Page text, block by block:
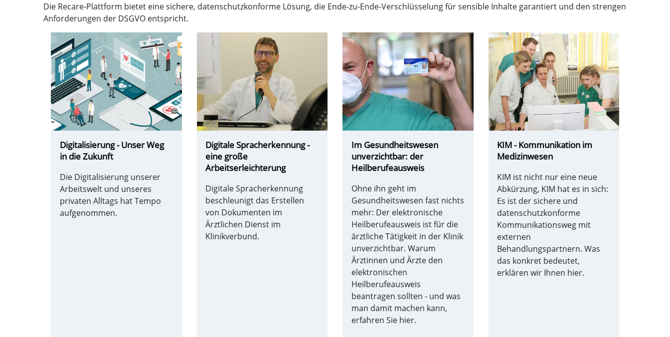
Die Recare-Plattform bietet eine sichere, datenschutzkonforme Lösung, die Ende-zu-Ende-Verschlüsselung für sensible Inhalte garantiert und den strengen
Anforderungen der DSGVO entspricht.
Digitalisierung - Unser Weg
in die Zukunft
Die Digitalisierung unserer
Arbeitswelt und unseres
privaten Alltags hat Tempo
aufgenommen.
Digitale Spracherkennung -
eine große
Arbeitserleichterung
Digitale Spracherkennung
beschleunigt das Erstellen
von Dokumenten im
Ärztlichen Dienst im
Klinikverbund.
Im Gesundheitswesen
unverzichtbar: der
Heilberufeausweis
Ohne ihn geht im
Gesundheitswesen fast nichts
mehr: Der elektronische
Heilberufeausweis ist für die
ärztliche Tätigkeit in der Klinik
unverzichtbar. Warum
Ärztinnen und Ärzte den
elektronischen
Heilberufeausweis
beantragen sollten - und was
man damit machen kann,
erfahren Sie hier.
KIM - Kommunikation im
Medizinwesen
KIM ist nicht nur eine neue
Abkürzung, KIM hat es in sich:
Es ist der sichere und
datenschutzkonforme
Kommunikationsweg mit
externen
Behandlungspartnern. Was
das konkret bedeutet,
erklären wir Ihnen hier.